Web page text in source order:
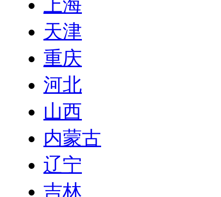
上海
天津
重庆
河北
山西
内蒙古
辽宁
吉林